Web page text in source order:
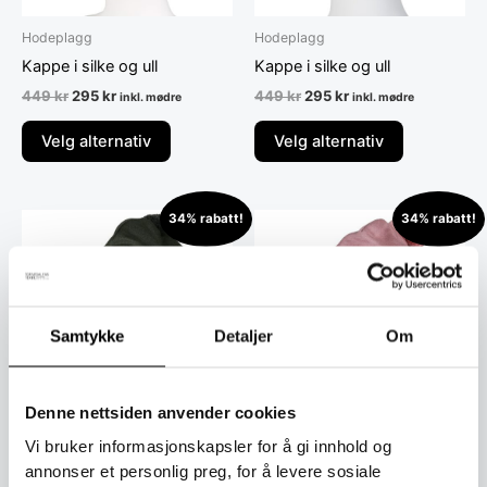
Samtykke Detaljer Om
Denne nettsiden anvender cookies
Vi bruker informasjonskapsler for å gi innhold og
annonser et personlig preg, for å levere sosiale
Hodeplagg
Kappe i silke og ull
449kr295kr inkl. mødre
Velg alternativ
Hodeplagg
Kappe i silke og ull
449kr295kr inkl. mødre
Velg alternativ
34% rabatt!
Hodeplagg
Kappe i silke og ull
OpprinneligNåværende
pris
Dette
produktet
varianter.
Alternativene
velges
produktsiden
34% rabatt!
Hodeplagg
Kappe i silke og ull
OpprinneligNåværende
pris
295 kr.
Dette
produktet
har